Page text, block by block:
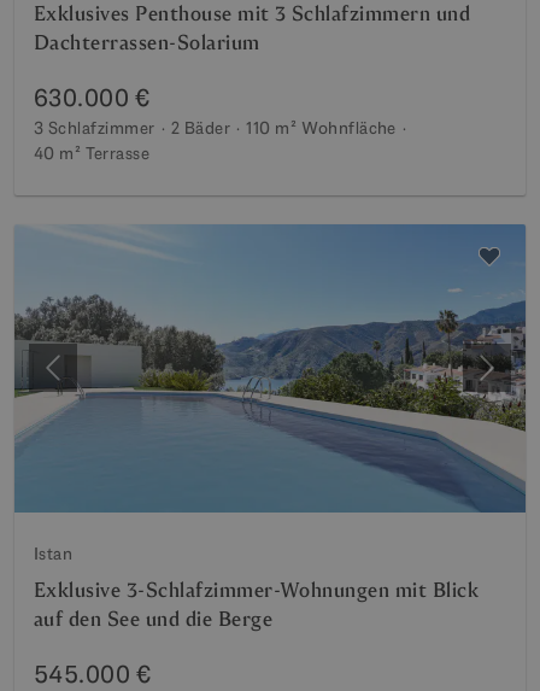
Exklusives Penthouse mit 3 Schlafzimmern und
Dachterrassen-Solarium
630.000 €
3 Schlafzimmer 2 Bäder 110 m² Wohnfläche
40 m² Terrasse
Vorherige
Istan
Exklusive 3-Schlafzimmer-Wohnungen mit Blick
auf den See und die Berge
545.000 €